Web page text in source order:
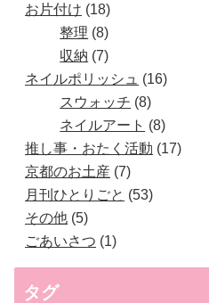
お片付け
18
整理 8
収納 7
ネイルポリッシュ
16
スウォッチ 8
ネイルアート
8
推し事・おたく活動
17
京都のお土産 7
月刊ひとりごと
53
その他 5
ごあいさつ
1
タグ